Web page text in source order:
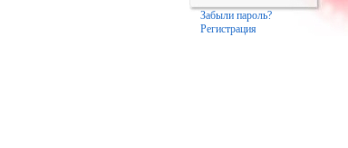
Забыли пароль?
Регистрация